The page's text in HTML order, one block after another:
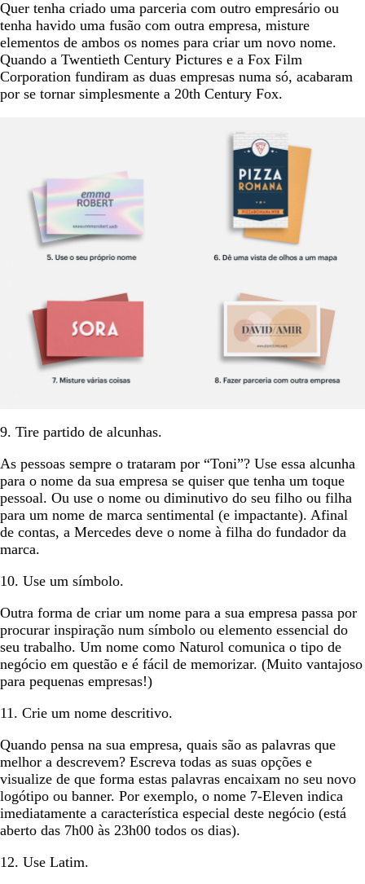
Quer tenha criado uma parceria com outro empresário ou
tenha havido uma fusão com outra empresa, misture
elementos de ambos os nomes para criar um novo nome.
Quando a Twentieth Century Pictures e a Fox Film
Corporation fundiram as duas empresas numa só, acabaram
por se tornar simplesmente a 20th Century Fox.
9. Tire partido de alcunhas.
As pessoas sempre o trataram por “Toni”? Use essa alcunha
para o nome da sua empresa se quiser que tenha um toque
pessoal. Ou use o nome ou diminutivo do seu filho ou filha
para um nome de marca sentimental (e impactante). Afinal
de contas, a Mercedes deve o nome à filha do fundador da
marca.
10. Use um símbolo.
Outra forma de criar um nome para a sua empresa passa por
procurar inspiração num símbolo ou elemento essencial do
seu trabalho. Um nome como Naturol comunica o tipo de
negócio em questão e é fácil de memorizar. (Muito vantajoso
para pequenas empresas!)
11. Crie um nome descritivo.
Quando pensa na sua empresa, quais são as palavras que
melhor a descrevem? Escreva todas as suas opções e
visualize de que forma estas palavras encaixam no seu novo
logótipo ou banner. Por exemplo, o nome 7-Eleven indica
imediatamente a característica especial deste negócio (está
aberto das 7h00 às 23h00 todos os dias).
12. Use Latim.